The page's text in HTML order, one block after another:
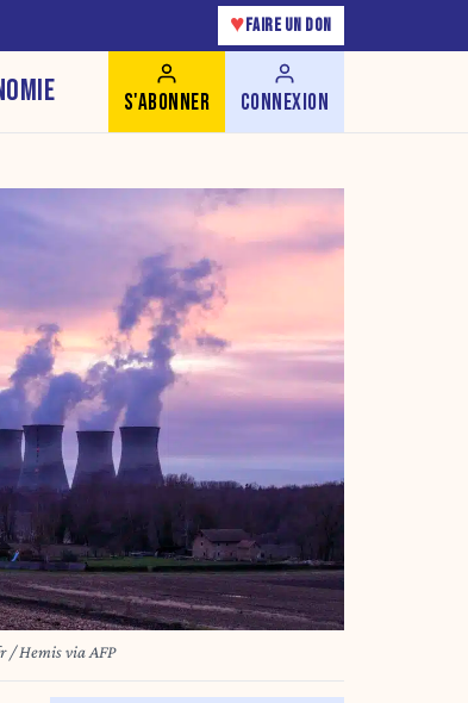
♥ FAIRE UN DON
S'ABONNER CONNEXION
/ Hemis via AFP